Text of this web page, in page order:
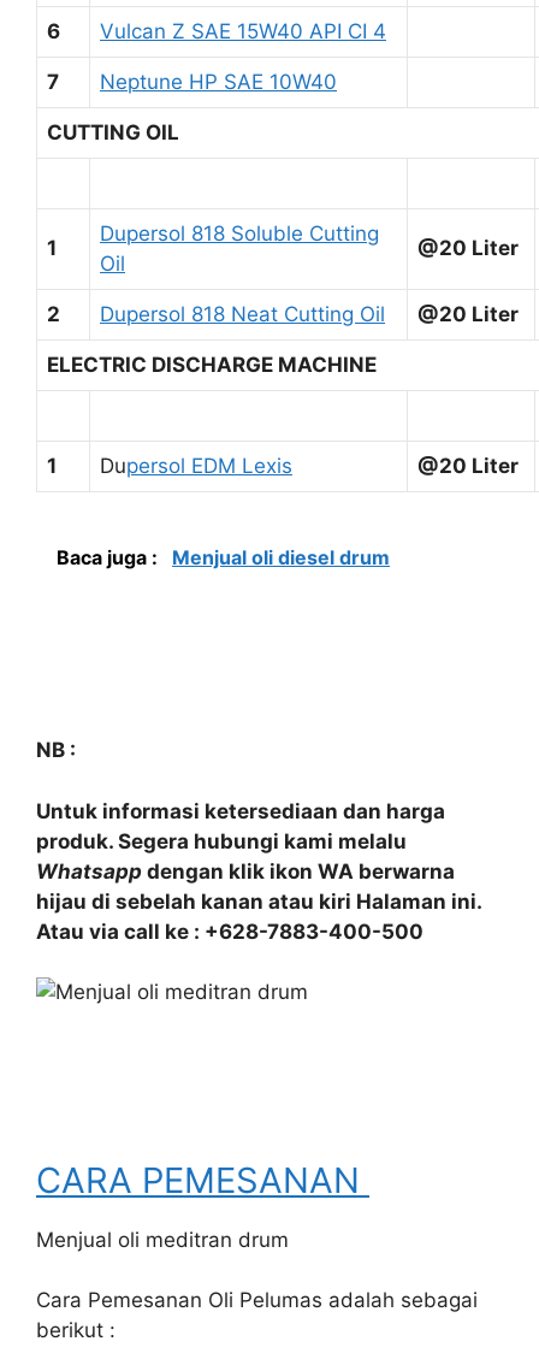
6 Vulcan Z SAE 15W40 API CI 4
7 Neptune HP SAE 10W40
CUTTING OIL
1
Dupersol 818 Soluble Cutting
Oil
@20 Liter
2 Dupersol 818 Neat Cutting Oil @20 Liter
ELECTRIC DISCHARGE MACHINE
1 Dupersol EDM Lexis @20 Liter
Baca juga : Menjual oli diesel drum
NB :
Untuk informasi ketersediaan dan harga
produk. Segera hubungi kami melalu
Whatsapp dengan klik ikon WA berwarna
hijau di sebelah kanan atau kiri Halaman ini.
Atau via call ke : +628-7883-400-500
CARA PEMESANAN
Menjual oli meditran drum
Cara Pemesanan Oli Pelumas adalah sebagai
berikut :